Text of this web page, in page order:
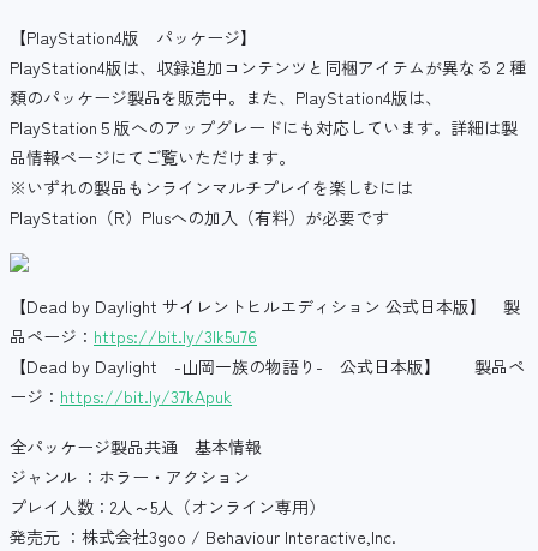
【PlayStation4版 パッケージ】
PlayStation4版は、収録追加コンテンツと同梱アイテムが異なる２種
類のパッケージ製品を販売中。また、PlayStation4版は、
PlayStation５版へのアップグレードにも対応しています。詳細は製
品情報ページにてご覧いただけます。
※いずれの製品もンラインマルチプレイを楽しむには
PlayStation（R）Plusへの加入（有料）が必要です
【Dead by Daylight サイレントヒルエディション 公式日本版】 製
品ページ： https://bit.ly/3lk5u76
【Dead by Daylight -山岡一族の物語り- 公式日本版】 製品ペ
ージ： https://bit.ly/37kApuk
全パッケージ製品共通 基本情報
ジャンル ：ホラー・アクション
プレイ人数：2人～5人（オンライン専用）
発売元 ：株式会社3goo / Behaviour Interactive,Inc.